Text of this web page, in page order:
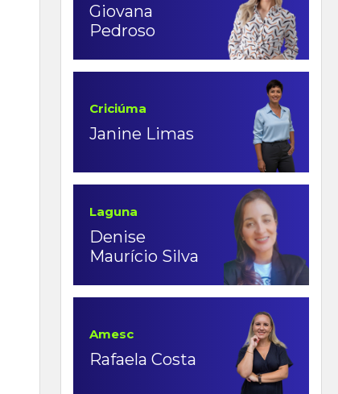
Giovana
Pedroso
Criciúma
Janine Limas
Laguna
Denise
Maurício Silva
Amesc
Rafaela Costa